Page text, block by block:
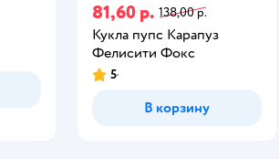
81,60 р. 138,00 р.
Кукла пупс Карапуз
Фелисити Фокс
5
В корзину